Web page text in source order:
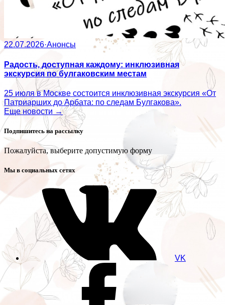
22.07.2026·Анонсы
Радость, доступная каждому: инклюзивная
экскурсия по булгаковским местам
25 июля в Москве состоится инклюзивная экскурсия «От
Патриарших до Арбата: по следам Булгакова».
Еще новости →
Подпишитесь на рассылку
Пожалуйста, выберите допустимую форму
Мы в социальных сетях
VK